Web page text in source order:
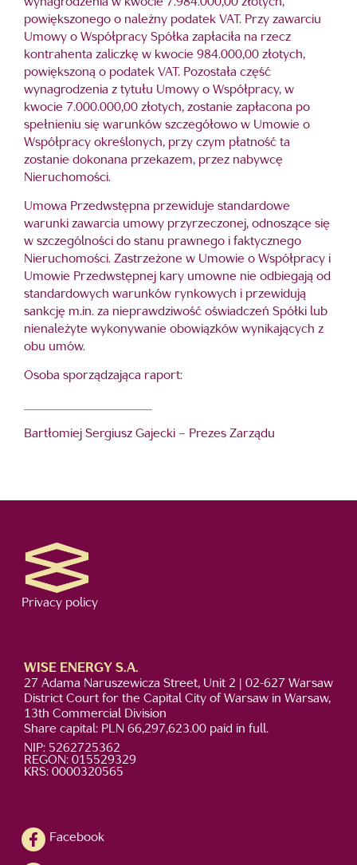
wynagrodzenia w kwocie 7.984.000,00 złotych,
powiększonego o należny podatek VAT. Przy zawarciu
Umowy o Współpracy Spółka zapłaciła na rzecz
kontrahenta zaliczkę w kwocie 984.000,00 złotych,
powiększoną o podatek VAT. Pozostała część
wynagrodzenia z tytułu Umowy o Współpracy, w
kwocie 7.000.000,00 złotych, zostanie zapłacona po
spełnieniu się warunków szczegółowo w Umowie o
Współpracy określonych, przy czym płatność ta
zostanie dokonana przekazem, przez nabywcę
Nieruchomości.
Umowa Przedwstępna przewiduje standardowe
warunki zawarcia umowy przyrzeczonej, odnoszące się
w szczególności do stanu prawnego i faktycznego
Nieruchomości. Zastrzeżone w Umowie o Współpracy i
Umowie Przedwstępnej kary umowne nie odbiegają od
standardowych warunków rynkowych i przewidują
sankcję m.in. za nieprawdziwość oświadczeń Spółki lub
nienależyte wykonywanie obowiązków wynikających z
obu umów.
Osoba sporządzająca raport:
Bartłomiej Sergiusz Gajecki – Prezes Zarządu
Privacy policy
WISE ENERGY S.A.
27 Adama Naruszewicza Street, Unit 2 | 02-627 Warsaw
District Court for the Capital City of Warsaw in Warsaw,
13th Commercial Division
Share capital: PLN 66,297,623.00 paid in full.
NIP: 5262725362
REGON: 015529329
KRS: 0000320565
Facebook